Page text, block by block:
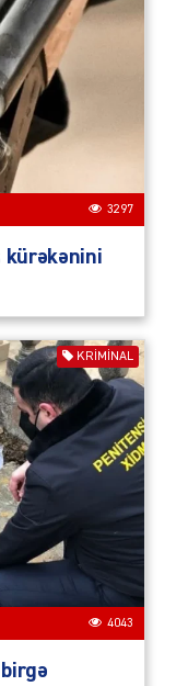
3297
kürəkənini
KRIMINAL
4043